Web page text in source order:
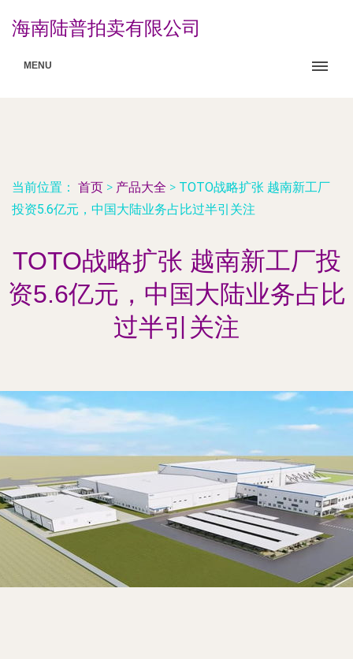
海南陆普拍卖有限公司
MENU
当前位置： 首页 > 产品大全 > TOTO战略扩张 越南新工厂
投资5.6亿元，中国大陆业务占比过半引关注
TOTO战略扩张 越南新工厂投
资5.6亿元，中国大陆业务占比
过半引关注